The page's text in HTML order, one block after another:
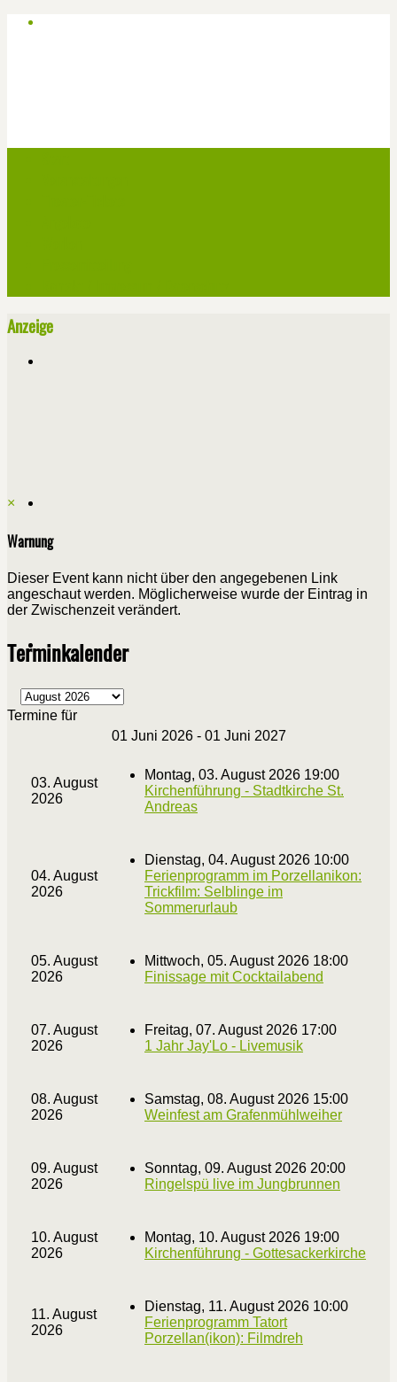
Anzeige
×
Warnung
Dieser Event kann nicht über den angegebenen Link
angeschaut werden. Möglicherweise wurde der Eintrag in
der Zwischenzeit verändert.
Terminkalender
Termine für
01 Juni 2026 - 01 Juni 2027
03. August
2026
Montag, 03. August 2026 19:00
Kirchenführung - Stadtkirche St.
Andreas
04. August
2026
Dienstag, 04. August 2026 10:00
Ferienprogramm im Porzellanikon:
Trickfilm: Selblinge im
Sommerurlaub
05. August
2026
Mittwoch, 05. August 2026 18:00
Finissage mit Cocktailabend
07. August
2026
Freitag, 07. August 2026 17:00
1 Jahr Jay'Lo - Livemusik
08. August
2026
Samstag, 08. August 2026 15:00
Weinfest am Grafenmühlweiher
09. August
2026
Sonntag, 09. August 2026 20:00
Ringelspü live im Jungbrunnen
10. August
2026
Montag, 10. August 2026 19:00
Kirchenführung - Gottesackerkirche
11. August
2026
Dienstag, 11. August 2026 10:00
Ferienprogramm Tatort
Porzellan(ikon): Filmdreh